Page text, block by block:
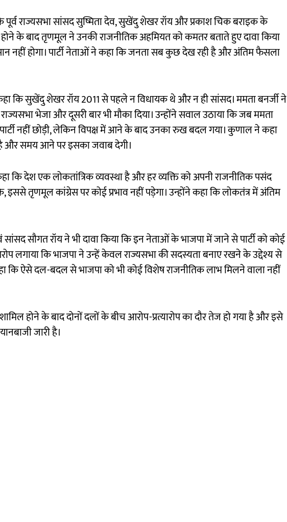
राज्यसभा सांसद सुष्मिता देव, सुखेंदु शेखर रॉय और प्रकाश चिक बराइक के
के बाद तृणमूल ने उनकी राजनीतिक अहमियत को कमतर बताते हुए दावा किया
नहीं होगा। पार्टी नेताओं ने कहा कि जनता सब कुछ देख रही है और अंतिम फैसला
कि सुखेंदु शेखर रॉय 2011 से पहले न विधायक थे और न ही सांसद। ममता बनर्जी ने
भेजा और दूसरी बार भी मौका दिया। उन्होंने सवाल उठाया कि जब ममता
पार्टी नहीं छोड़ी, लेकिन विपक्ष में आने के बाद उनका रुख बदल गया। कुणाल ने कहा
समय आने पर इसका जवाब देगी।
कि देश एक लोकतांत्रिक व्यवस्था है और हर व्यक्ति को अपनी राजनीतिक पसंद
इससे तृणमूल कांग्रेस पर कोई प्रभाव नहीं पड़ेगा। उन्होंने कहा कि लोकतंत्र में अंतिम
सौगत रॉय ने भी दावा किया कि इन नेताओं के भाजपा में जाने से पार्टी को कोई
लगाया कि भाजपा ने उन्हें केवल राज्यसभा की सदस्यता बनाए रखने के उद्देश्य से
कि ऐसे दल-बदल से भाजपा को भी कोई विशेष राजनीतिक लाभ मिलने वाला नहीं
होने के बाद दोनों दलों के बीच आरोप-प्रत्यारोप का दौर तेज हो गया है और इसे
जारी है।